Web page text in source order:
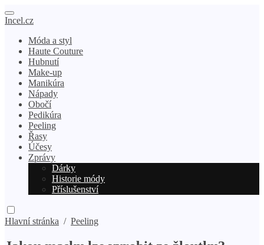
Incel.cz
Móda a styl
Haute Couture
Hubnutí
Make-up
Manikúra
Nápady
Obočí
Pedikúra
Peeling
Řasy
Účesy
Zprávy
Dárky
Historie módy
Příslušenství
Hlavní stránka / Peeling